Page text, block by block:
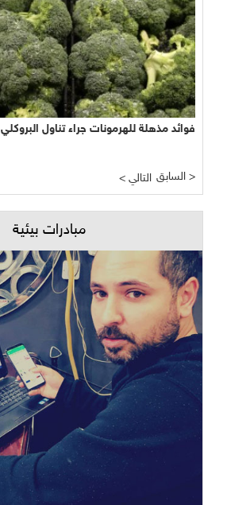
فوائد مذهلة للهرمونات جراء تناول البروكلي
< التالي السابق >
مبادرات بيئية